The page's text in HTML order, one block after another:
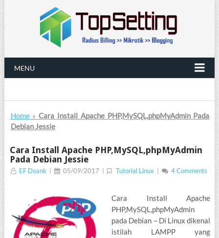
MENU
Home»Cara Install Apache PHP,MySQL,phpMyAdmin Pada
Debian Jessie
Cara Install Apache PHP,MySQL,phpMyAdmin
Pada Debian Jessie
EF Doank 05/09/2017 Tutorial Linux 4 Comments
Cara Install Apache
PHP,MySQL,phpMyAdmin
pada Debian – Di Linux dikenal
istilah LAMPP yang